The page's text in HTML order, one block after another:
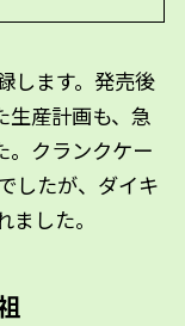
します。発売後
生産計画も、急
。クランクケー
したが、ダイキ
した。